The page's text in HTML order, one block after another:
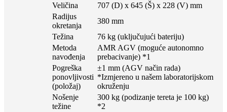
Veličina
707 (D) x 645 (Š) x 228 (V) mm
Radijus
okretanja
380 mm
Težina
76 kg (uključujući bateriju)
Metoda
navođenja
AMR AGV (moguće autonomno
prebacivanje) *1
Pogreška
ponovljivosti
(položaj)
±1 mm (AGV način rada)
*Izmjereno u našem laboratorijskom
okruženju
Nošenje
težine
300 kg (podizanje tereta je 100 kg)
*2